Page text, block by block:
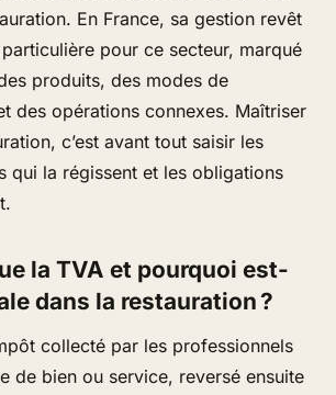
En France, sa gestion revêt
pour ce secteur, marqué
produits, des modes de
des opérations connexes. Maîtriser
c’est avant tout saisir les
qui la régissent et les obligations
la TVA et pourquoi est-
dans la restauration ?
collecté par les professionnels
de bien ou service, reversé ensuite